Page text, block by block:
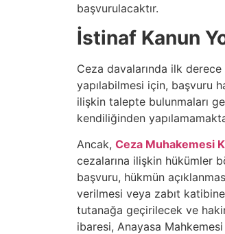
başvurulacaktır.
İstinaf Kanun
Ceza davalarında ilk
yapılabilmesi için, başvuru
ilişkin talepte bulunmaları
kendiliğinden
Ancak, Ceza Muhakemesi
cezalarına ilişkin hükümler
başvuru, hükmün
verilmesi veya zabıt
tutanağa geçirilecek ve
ibaresi, Anayasa